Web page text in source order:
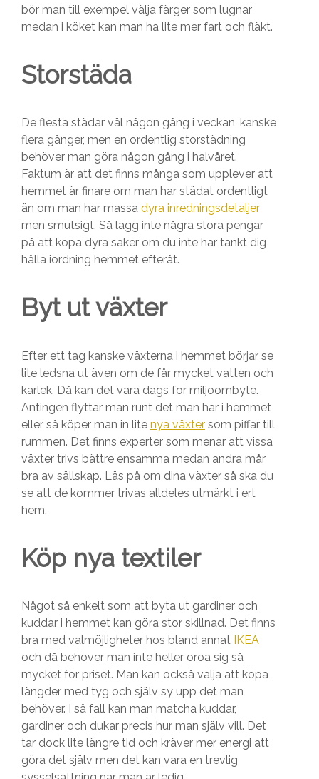
bör man till exempel välja färger som lugnar
medan i köket kan man ha lite mer fart och fläkt.
Storstäda
De flesta städar väl någon gång i veckan, kanske
flera gånger, men en ordentlig storstädning
behöver man göra någon gång i halvåret.
Faktum är att det finns många som upplever att
hemmet är finare om man har städat ordentligt
än om man har massa dyra inredningsdetaljer
men smutsigt. Så lägg inte några stora pengar
på att köpa dyra saker om du inte har tänkt dig
hålla iordning hemmet efteråt.
Byt ut växter
Efter ett tag kanske växterna i hemmet börjar se
lite ledsna ut även om de får mycket vatten och
kärlek. Då kan det vara dags för miljöombyte.
Antingen flyttar man runt det man har i hemmet
eller så köper man in lite nya växter som piffar till
rummen. Det finns experter som menar att vissa
växter trivs bättre ensamma medan andra mår
bra av sällskap. Läs på om dina växter så ska du
se att de kommer trivas alldeles utmärkt i ert
hem.
Köp nya textiler
Något så enkelt som att byta ut gardiner och
kuddar i hemmet kan göra stor skillnad. Det finns
bra med valmöjligheter hos bland annat IKEA
och då behöver man inte heller oroa sig så
mycket för priset. Man kan också välja att köpa
längder med tyg och själv sy upp det man
behöver. I så fall kan man matcha kuddar,
gardiner och dukar precis hur man själv vill. Det
tar dock lite längre tid och kräver mer energi att
göra det själv men det kan vara en trevlig